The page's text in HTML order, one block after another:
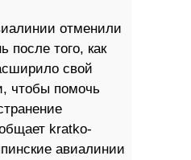
отменили
после того, как
свой
чтобы помочь
kratko-
авиалинии